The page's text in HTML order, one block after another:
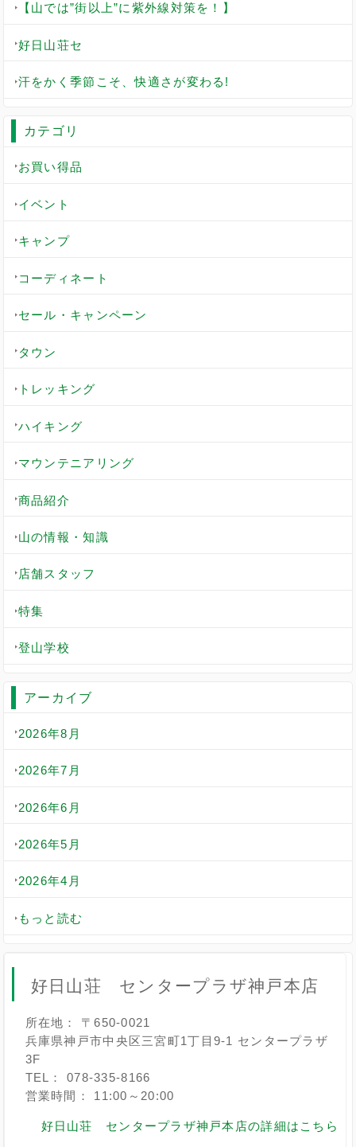
【山では”街以上”に紫外線対策を！】
好日山荘セ
汗をかく季節こそ、快適さが変わる!
カテゴリ
お買い得品
イベント
キャンプ
コーディネート
セール・キャンペーン
タウン
トレッキング
ハイキング
マウンテニアリング
商品紹介
山の情報・知識
店舗スタッフ
特集
登山学校
アーカイブ
2026年8月
2026年7月
2026年6月
2026年5月
2026年4月
もっと読む
好日山荘 センタープラザ神戸本店
所在地： 〒650-0021
兵庫県神戸市中央区三宮町1丁目9-1 センタープラザ
3F
TEL： 078-335-8166
営業時間： 11:00～20:00
好日山荘 センタープラザ神戸本店の詳細はこちら